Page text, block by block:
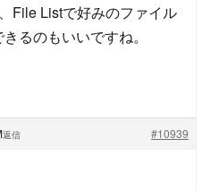
File Listで好みのファイル
るのもいいですね。
#10939
返信